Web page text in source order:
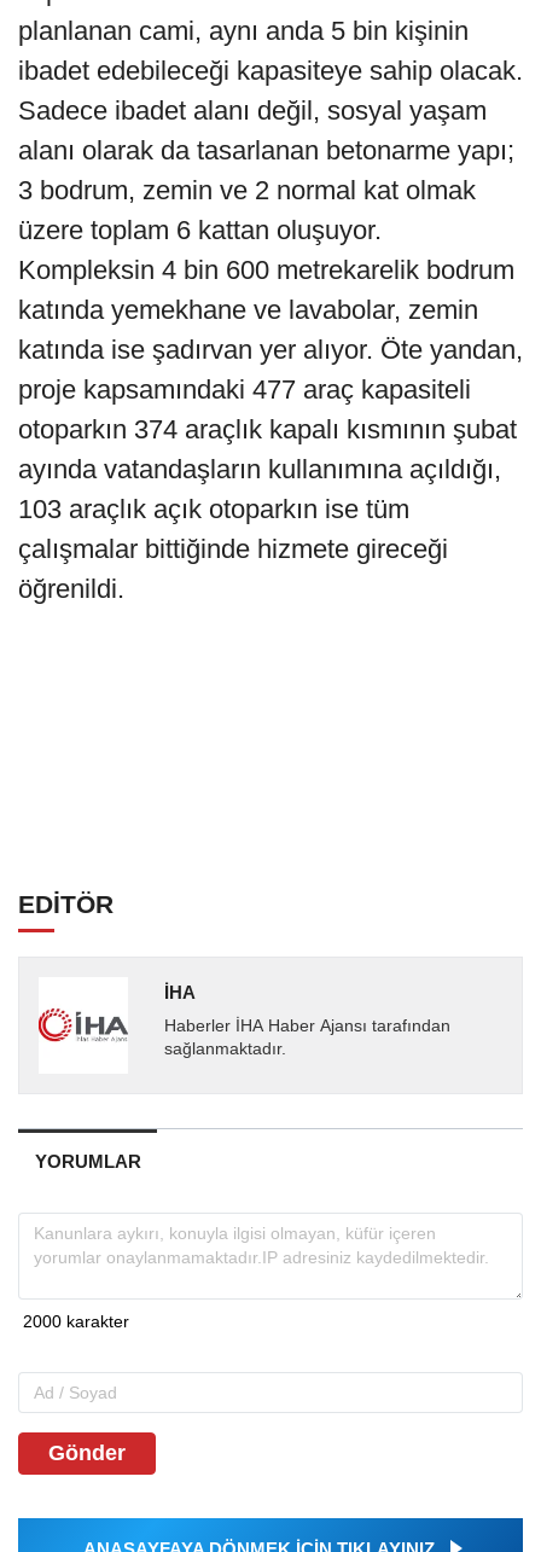
planlanan cami, aynı anda 5 bin kişinin
ibadet edebileceği kapasiteye sahip olacak.
Sadece ibadet alanı değil, sosyal yaşam
alanı olarak da tasarlanan betonarme yapı;
3 bodrum, zemin ve 2 normal kat olmak
üzere toplam 6 kattan oluşuyor.
Kompleksin 4 bin 600 metrekarelik bodrum
katında yemekhane ve lavabolar, zemin
katında ise şadırvan yer alıyor. Öte yandan,
proje kapsamındaki 477 araç kapasiteli
otoparkın 374 araçlık kapalı kısmının şubat
ayında vatandaşların kullanımına açıldığı,
103 araçlık açık otoparkın ise tüm
çalışmalar bittiğinde hizmete gireceği
öğrenildi.
EDİTÖR
İHA
Haberler İHA Haber Ajansı tarafından
sağlanmaktadır.
YORUMLAR
Gönder